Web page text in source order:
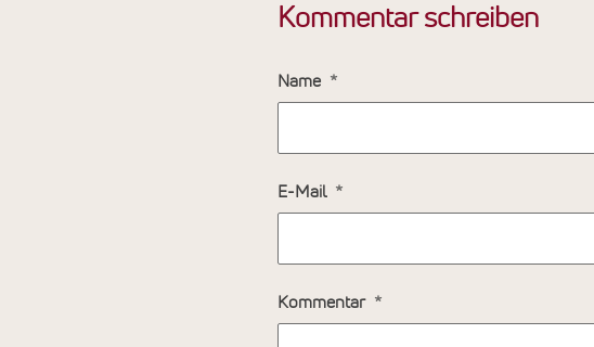
Kommentar schreiben
Name
E-Mail
Kommentar